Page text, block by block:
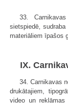
33.
sietspiedē,
materiāliem īpašos
IX.
34. Carnikavas
drukātajiem,
video un